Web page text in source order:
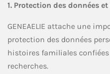
1. Protection des données
GENEAELIE attache une
protection des données
histoires familiales confiées
recherches.